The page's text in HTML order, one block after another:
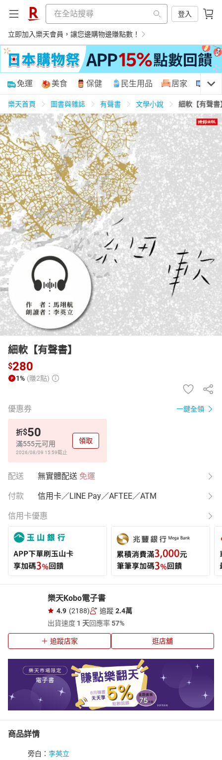
登入
立即加入樂天會員，讓您邊購物邊賺點數！
購物網分類
天天免運 美食蛋糕 養生保健 民生用品
居家生活 3C家電 運動休閒 親子玩具
女裝 男裝 化妝保養 情趣用品
日本購物 電子/紙本書
HOT
免運 美食 保健 民生用品 居家 3C
樂天首頁 圖書與雜誌 有聲書 文學小說 細軟【有聲書
細軟【有聲書】
$280
1% (賺2點)
優惠券 一鍵全領
折$50
滿555元可用
2026/08/09 15:59截止
領取
配送 無實體配送 免運
付款 信用卡／LINE Pay／AFTEE／ATM
信用卡優惠
樂天Kobo電子書
4.9 (2188) 追蹤 2.4萬
出貨速度 1 天回應率57%
追蹤店家 逛店舖
商品詳情
旁白： 李英立